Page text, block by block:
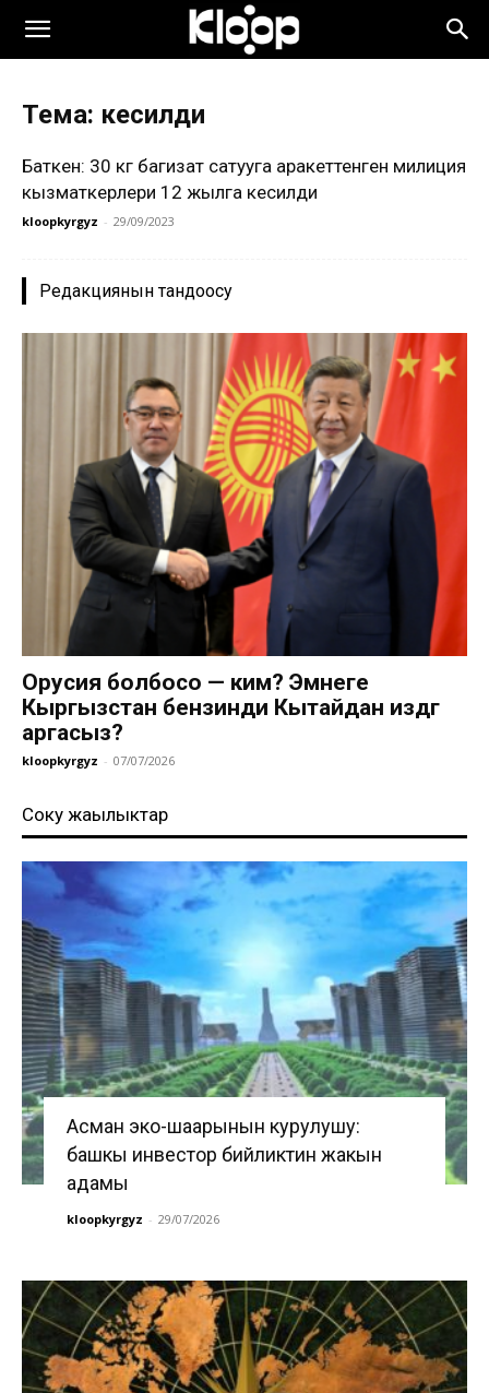
Тема: кесилди
Баткен: 30 кг баңгизат сатууга аракеттенген милиция
кызматкерлери 12 жылга кесилди
kloopkyrgyz - 29/09/2023
Редакциянын тандоосу
Орусия болбосо — ким? Эмнеге
Кыргызстан бензинди Кытайдан издөөгө
аргасыз?
kloopkyrgyz - 07/07/2026
Соңку жаңылыктар
Асман эко-шаарынын курулушу:
башкы инвестор бийликтин жакын
адамы
kloopkyrgyz - 29/07/2026